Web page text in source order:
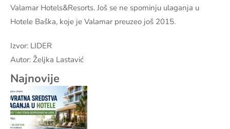
Valamar Hotels&Resorts. Još se ne spominju ulaganja u
Hotele Baška, koje je Valamar preuzeo još 2015.
Izvor: LIDER
Autor: Željka Lastavić
Najnovije